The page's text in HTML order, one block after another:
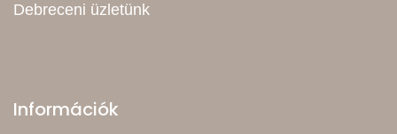
Debreceni üzletünk
Információk